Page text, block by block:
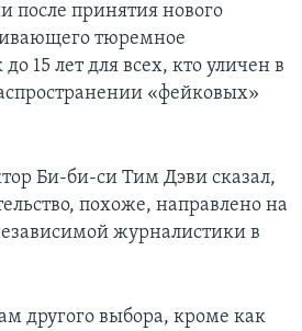
после принятия нового
тюремное
15 лет для всех, кто уличен в
«фейковых»
Би-би-си Тим Дэви сказал,
похоже, направлено на
журналистики в
другого выбора, кроме как